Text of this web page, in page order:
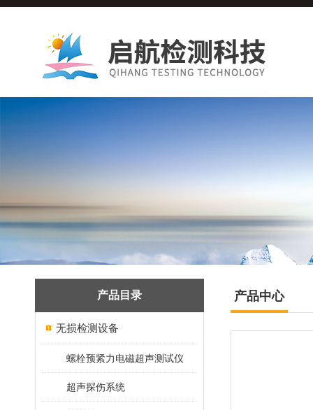
产品目录
无损检测设备
螺栓预紧力电磁超声测试仪
超声探伤系统
产品中心